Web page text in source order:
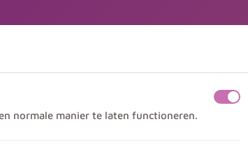
normale manier te laten functioneren.
uit aan